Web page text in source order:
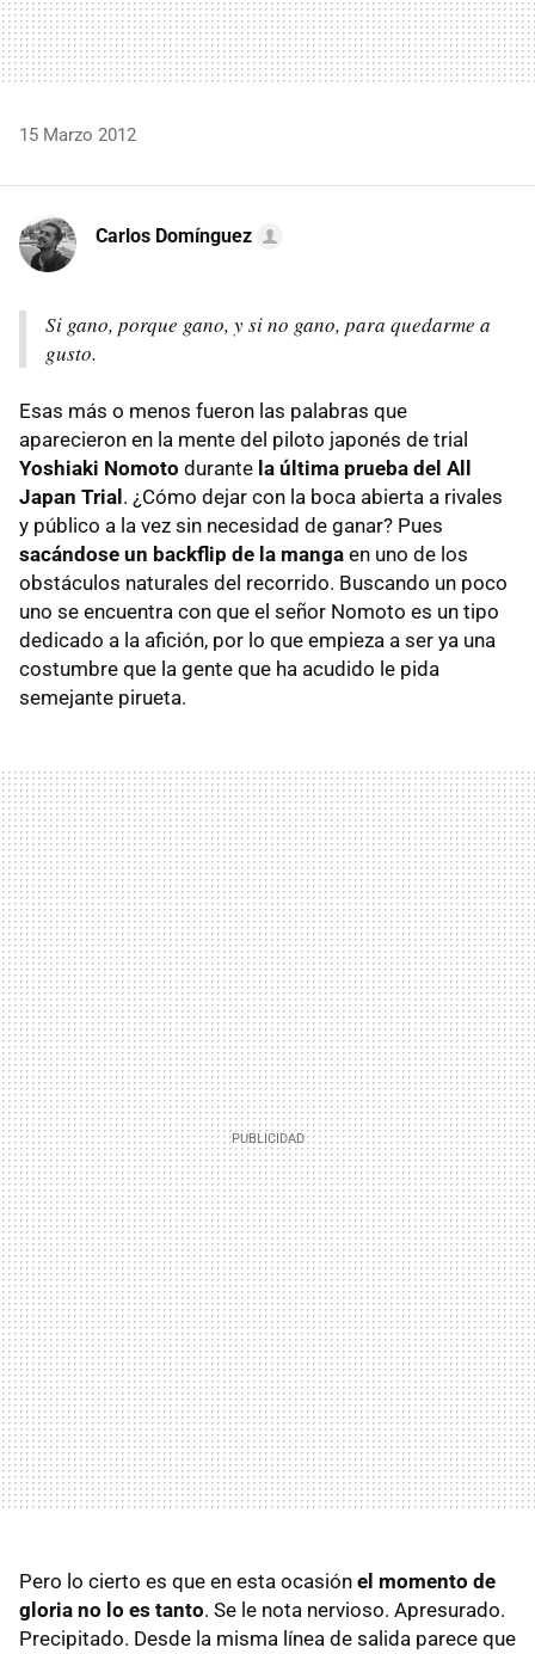
15 Marzo 2012
Carlos Domínguez
Si gano, porque gano, y si no gano, para quedarme a
gusto.
Esas más o menos fueron las palabras que
aparecieron en la mente del piloto japonés de trial
Yoshiaki Nomoto durante la última prueba del All
Japan Trial. ¿Cómo dejar con la boca abierta a rivales
y público a la vez sin necesidad de ganar? Pues
sacándose un backflip de la manga en uno de los
obstáculos naturales del recorrido. Buscando un poco
uno se encuentra con que el señor Nomoto es un tipo
dedicado a la afición, por lo que empieza a ser ya una
costumbre que la gente que ha acudido le pida
semejante pirueta.
Pero lo cierto es que en esta ocasión el momento de
gloria no lo es tanto. Se le nota nervioso. Apresurado.
Precipitado. Desde la misma línea de salida parece que